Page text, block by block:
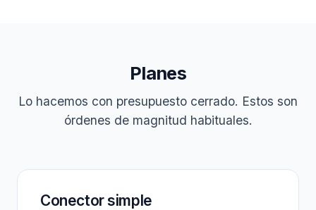
Planes
Lo hacemos con presupuesto cerrado. Estos son
órdenes de magnitud habituales.
Conector simple